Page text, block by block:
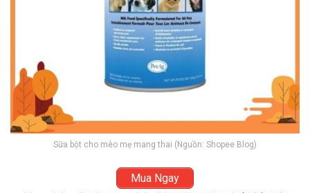
Sữa bột cho mèo mẹ mang thai (Nguồn: Shopee Blog)
Mua Ngay